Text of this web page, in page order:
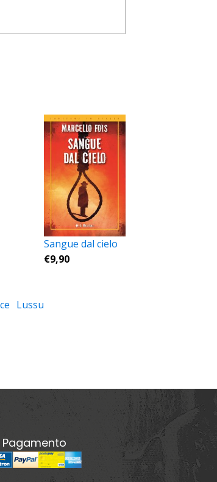
Lussu
Sangue dal cielo
€9,90